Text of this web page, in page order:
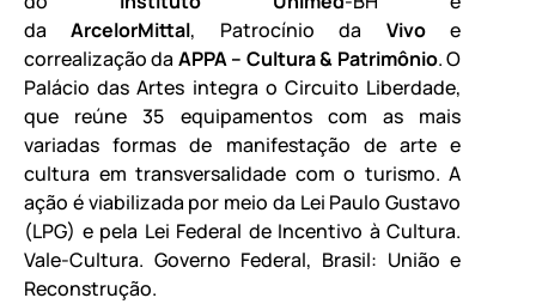
daArcelorMittal, Patrocínio da Vivoe
correalização da APPA – Cultura & Patrimônio. O
Palácio das Artes integra o Circuito Liberdade,
que reúne 35 equipamentos com as mais
variadas formas de manifestação de arte e
cultura em transversalidade com o turismo. A
ação é viabilizada por meio da Lei Paulo Gustavo
(LPG) e pela Lei Federal de Incentivo à Cultura.
Vale-Cultura. Governo Federal, Brasil: União e
Reconstrução.